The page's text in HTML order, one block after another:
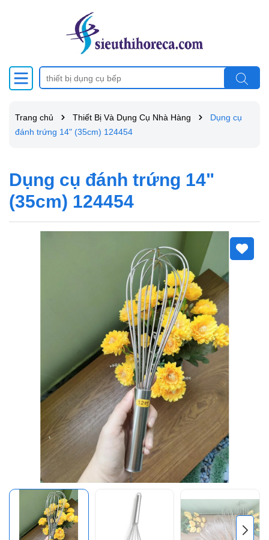
Trang chủ Thiết Bị Và Dụng Cụ Nhà Hàng
Dụng cụ
đánh trứng 14" (35cm) 124454
Dụng cụ đánh trứng 14"
(35cm) 124454